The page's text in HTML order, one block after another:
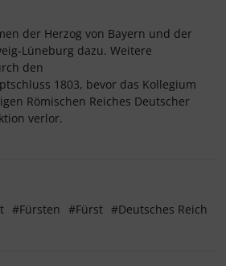
der Herzog von Bayern und der
Lüneburg dazu. Weitere
den
1803, bevor das Kollegium
Römischen Reiches Deutscher
verlor.
#Fürsten #Fürst #Deutsches Reich